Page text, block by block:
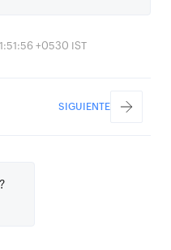
+0530 IST
SIGUIENTE